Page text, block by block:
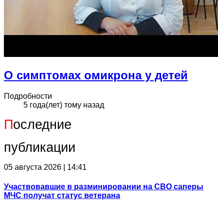
О симптомах омикрона у детей
Подробности
5 года(лет) тому назад
Последние
публикации
05 августа 2026 | 14:41
Участвовавшие в разминировании на СВО саперы
МЧС получат статус ветерана